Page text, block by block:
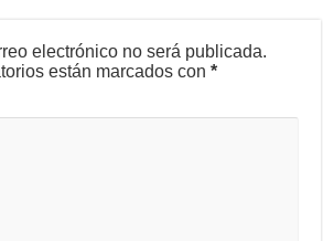
electrónico no será publicada.
están marcados con*